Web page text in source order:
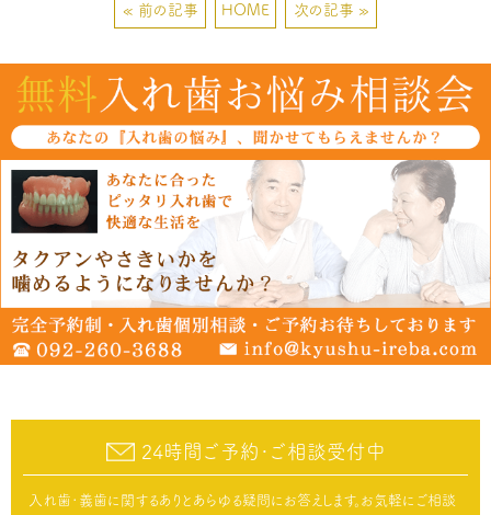
« 前の記事 HOME 次の記事 »
24時間ご予約･ご相談受付中
入れ歯･義歯に関するありとあらゆる疑問にお答えします。お気軽にご相談